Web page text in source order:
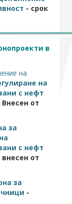
Абонирайте се!
- срок
в
на
на
с нефт
Внесен от
за
с нефт
внесен от
за
-